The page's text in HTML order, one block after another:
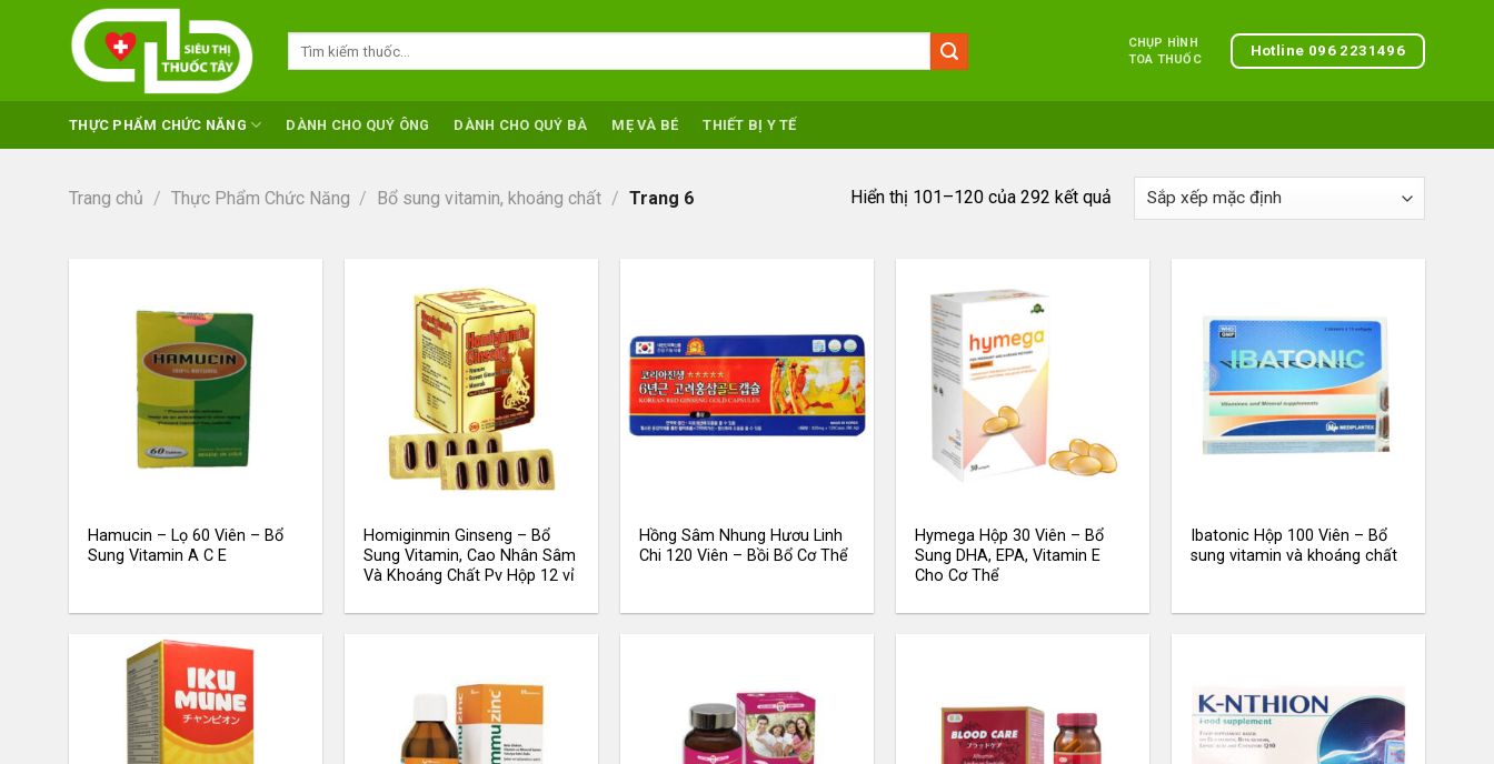
CHỤP HÌNH
TOA THUỐC
Hotline 096 2231496
THỰC PHẨM CHỨC NĂNG DÀNH CHO QUÝ ÔNG DÀNH CHO QUÝ BÀ MẸ VÀ BÉ THIẾT BỊ Y TẾ
Trang chủ / Thực Phẩm Chức Năng / Bổ sung vitamin, khoáng chất / Trang 6 Hiển thị 101–120 của 292 kết quả
Hamucin – Lọ 60 Viên – Bổ
Sung Vitamin A C E
Homiginmin Ginseng – Bổ
Sung Vitamin, Cao Nhân Sâm
Và Khoáng Chất Pv Hộp 12 vỉ
Hồng Sâm Nhung Hươu Linh
Chi 120 Viên – Bồi Bổ Cơ Thể
Hymega Hộp 30 Viên – Bổ
Sung DHA, EPA, Vitamin E
Cho Cơ Thể
Ibatonic Hộp 100 Viên – Bổ
sung vitamin và khoáng chất